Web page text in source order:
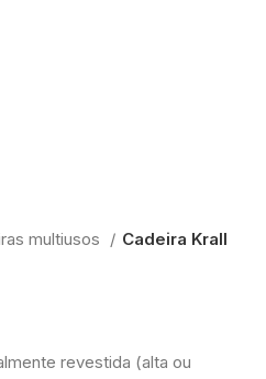
multiusos
Cadeira Krall
revestida (alta ou